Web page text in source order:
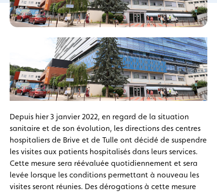
Depuis hier 3 janvier 2022, en regard de la situation
sanitaire et de son évolution, les directions des centres
hospitaliers de Brive et de Tulle ont décidé de suspendre
les visites aux patients hospitalisés dans leurs services.
Cette mesure sera réévaluée quotidiennement et sera
levée lorsque les conditions permettant à nouveau les
visites seront réunies. Des dérogations à cette mesure